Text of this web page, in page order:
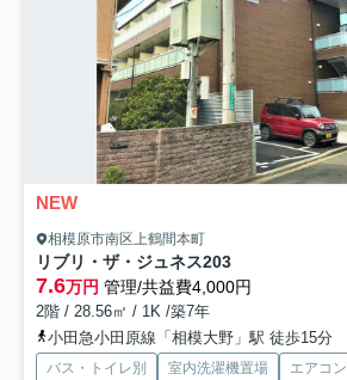
NEW
相模原市南区上鶴間本町
リブリ・ザ・ジュネス203
7.6万円 管理/共益費4,000円
2階 / 28.56㎡ / 1K /築7年
小田急小田原線「相模大野」駅 徒歩15分
バス・トイレ別 室内洗濯機置場 エアコン